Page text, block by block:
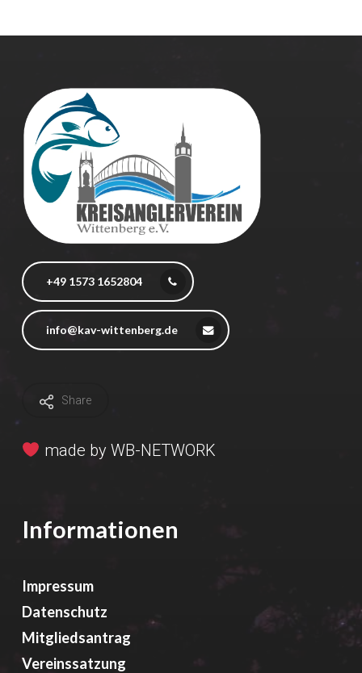
+49 1573 1652804
info@kav-wittenberg.de
Share
made by WB-NETWORK
Informationen
Impressum
Datenschutz
Mitgliedsantrag
Vereinssatzung